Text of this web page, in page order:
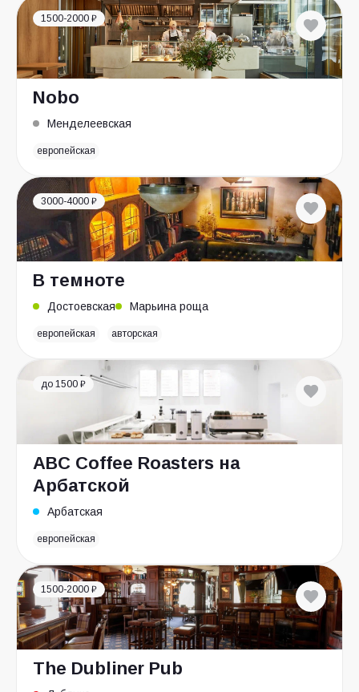
1500-2000 ₽
Nobo
Менделеевская
европейская
3000-4000 ₽
В темноте
Достоевская Марьина роща
европейская авторская
до 1500 ₽
ABC Coffee Roasters на
Арбатской
Арбатская
европейская
1500-2000 ₽
The Dubliner Pub